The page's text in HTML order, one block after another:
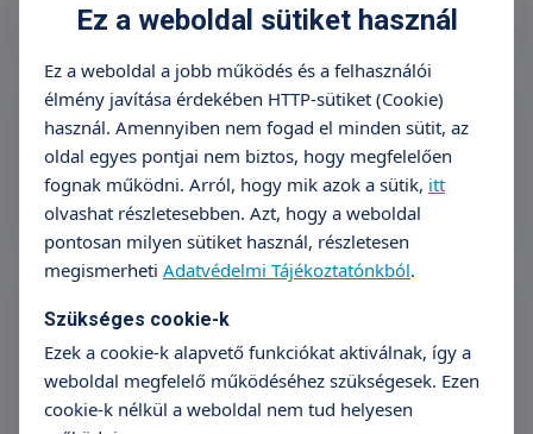
Diszlexia – NILD 1. terápia
15 990 Ft
Időpontfoglalás Részletek
Diszlexia terápia
13 750 Ft x 4 alk.: 55 000 Ft VAGY 1 alk.
16 990 Ft
Időpontfoglalás Részletek
Ez a weboldal sütiket használ
Ez a weboldal a jobb működés és a felhasználói
élmény javítása érdekében HTTP-sütiket (Cookie)
használ. Amennyiben nem fogad el minden sütit, az
oldal egyes pontjai nem biztos, hogy megfelelően
fognak működni. Arról, hogy mik azok a sütik, itt
olvashat részletesebben. Azt, hogy a weboldal
pontosan milyen sütiket használ, részletesen
megismerheti Adatvédelmi Tájékoztatónkból.
Szükséges cookie-k
Ezek a cookie-k alapvető funkciókat aktiválnak, így a
weboldal megfelelő működéséhez szükségesek. Ezen
cookie-k nélkül a weboldal nem tud helyesen